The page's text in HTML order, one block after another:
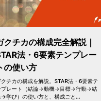
クチカの構成完全解説｜
法・6要素テンプレー
の使い方
クチカの構成を解説。STAR法・6要素テ
プレート（結論→動機→目標→行動→結
→学び）の使い方と、構成ごと…